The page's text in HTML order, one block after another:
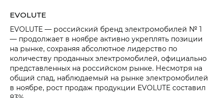
EVOLUTE
EVOLUTE — российский бренд электромобилей № 1
— продолжает в ноябре активно укреплять позиции
на рынке, сохраняя абсолютное лидерство по
количеству проданных электромобилей, официально
представленных на российском рынке. Несмотря на
общий спад, наблюдаемый на рынке электромобилей
в ноябре, рост продаж продукции EVOLUTE составил